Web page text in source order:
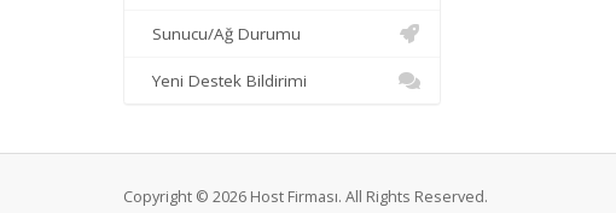
Sunucu/Ağ Durumu
Yeni Destek Bildirimi
Copyright © 2026 Host Firması. All Rights Reserved.